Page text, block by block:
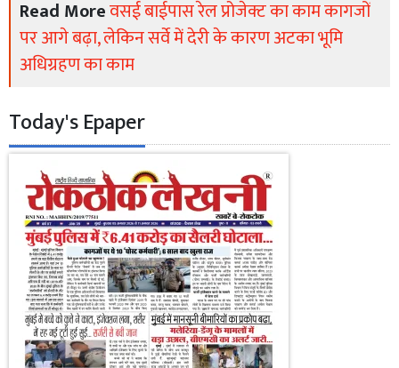
Read Moreवसई बाईपास रेल प्रोजेक्ट का काम कागजों
पर आगे बढ़ा, लेकिन सर्वे में देरी के कारण अटका भूमि
अधिग्रहण का काम
Today's Epaper